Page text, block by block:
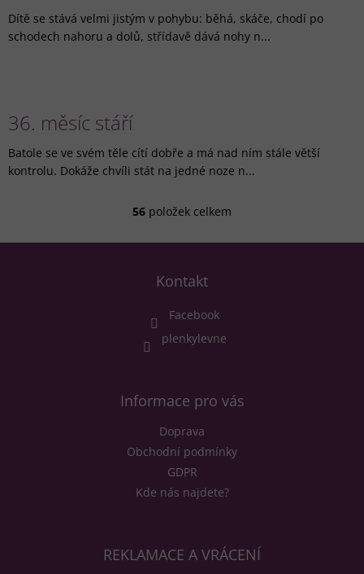
Dítě se stává velmi jistým v pohybu: běhá, skáče, chodí po
schodech nahoru a dolů, střídavě dává nohy n...
36. měsíc stáří
Batole se ve svém těle cítí dobře a má nad ním stále větší
kontrolu. Dokáže chvíli stát na jedné noze n...
O
l
d
c
í
p
y
ý
p
i
s
u
56 položek celkem
Z
Kontakt
Facebook
plenkylevne
Informace pro vás
Doprava
Obchodní podmínky
GDPR
Kde nás najdete?
REKLAMACE A VRÁCENÍ